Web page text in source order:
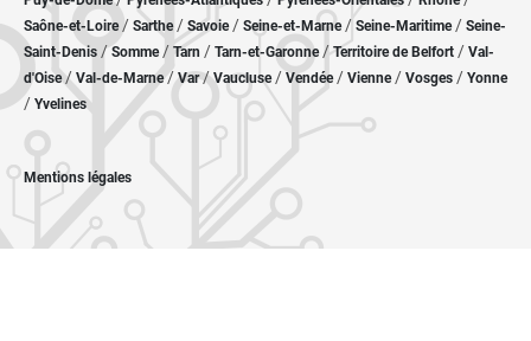
Saône-et-Loire/ Sarthe/ Savoie/ Seine-et-Marne/ Seine-Maritime/ Seine-
Saint-Denis /Somme/ Tarn / Tarn-et-Garonne/Territoire de Belfort / Val-
d'Oise/ Val-de-Marne/Var/Vaucluse/ Vendée/ Vienne/ Vosges / Yonne
/ Yvelines
Mentions légales